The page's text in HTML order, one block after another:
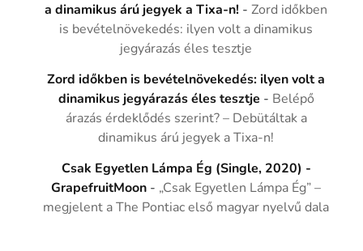
a dinamikus árú jegyek a Tixa-n! -Zord időkben
is bevételnövekedés: ilyen volt a dinamikus
jegyárazás éles tesztje
Zord időkben is bevételnövekedés: ilyen volt a
dinamikus jegyárazás éles tesztje - Belépő
árazás érdeklődés szerint? – Debütáltak a
dinamikus árú jegyek a Tixa-n!
Csak Egyetlen Lámpa Ég (Single, 2020) -
GrapefruitMoon - „Csak Egyetlen Lámpa Ég” –
megjelent a The Pontiac első magyar nyelvű dala